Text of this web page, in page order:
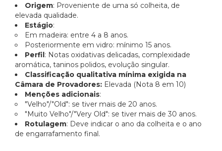
Origem: Proveniente de uma só colheita, de
elevada qualidade.
Estágio:
Em madeira: entre 4 a 8 anos.
Posteriormente em vidro: mínimo 15 anos.
Perfil: Notas oxidativas delicadas, complexidade
aromática, taninos polidos, evolução singular.
Classificação qualitativa mínima exigida na
Câmara de Provadores: Elevada (Nota 8 em 10)
Menções adicionais:
"Velho"/"Old": se tiver mais de 20 anos.
"Muito Velho"/"Very Old": se tiver mais de 30 anos.
Rotulagem: Deve indicar o ano da colheita e o ano
de engarrafamento final.